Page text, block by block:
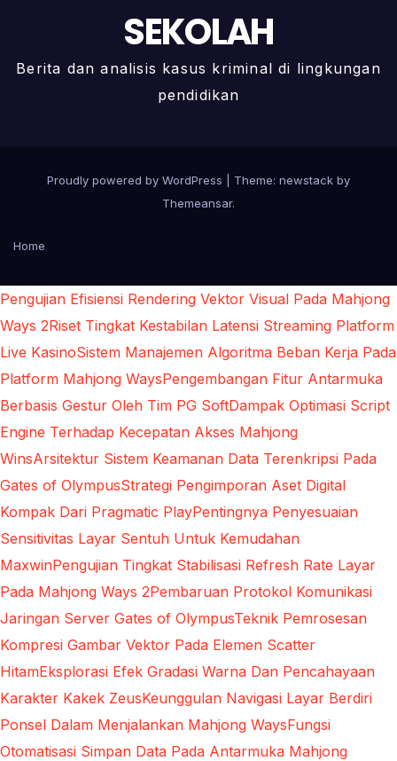
SEKOLAH
Berita dan analisis kasus kriminal di lingkungan
pendidikan
Proudly powered by WordPress
Theme: newstack by
Themeansar.
Home
Pengujian Efisiensi Rendering Vektor Visual Pada Mahjong
Ways 2Riset Tingkat Kestabilan Latensi Streaming Platform
Live KasinoSistem Manajemen Algoritma Beban Kerja Pada
Platform Mahjong WaysPengembangan Fitur Antarmuka
Berbasis Gestur Oleh Tim PG SoftDampak Optimasi Script
Engine Terhadap Kecepatan Akses Mahjong
WinsArsitektur Sistem Keamanan Data Terenkripsi Pada
Gates of OlympusStrategi Pengimporan Aset Digital
Kompak Dari Pragmatic PlayPentingnya Penyesuaian
Sensitivitas Layar Sentuh Untuk Kemudahan
MaxwinPengujian Tingkat Stabilisasi Refresh Rate Layar
Pada Mahjong Ways 2Pembaruan Protokol Komunikasi
Jaringan Server Gates of OlympusTeknik Pemrosesan
Kompresi Gambar Vektor Pada Elemen Scatter
HitamEksplorasi Efek Gradasi Warna Dan Pencahayaan
Karakter Kakek ZeusKeunggulan Navigasi Layar Berdiri
Ponsel Dalam Menjalankan Mahjong WaysFungsi
Otomatisasi Simpan Data Pada Antarmuka Mahjong